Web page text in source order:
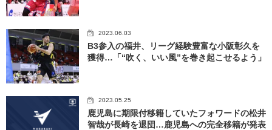
2023.06.03
B3参入の福井、リーグ経験豊富な小阪彰久を
獲得…「“吹く、いい風”を巻き起こせるよう」
2023.05.25
鹿児島に期限付移籍していたフォワードの松井
智哉が長崎を退団…鹿児島への完全移籍が発表